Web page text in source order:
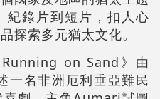
紀錄片到短片，扣人心
探索多元猶太文化。
on Sand》由
一名非洲厄利垂亞難民